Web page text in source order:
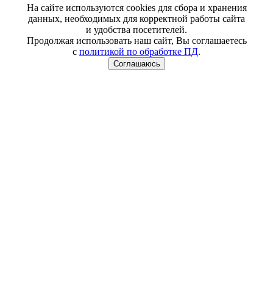
На сайте используются cookies для сбора и хранения
данных, необходимых для корректной работы сайта
и удобства посетителей.
Продолжая использовать наш сайт, Вы соглашаетесь
с политикой по обработке ПД.
Соглашаюсь